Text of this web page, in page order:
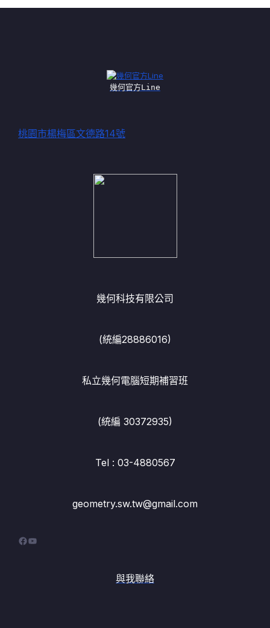
幾何官方Line
桃園市楊梅區文德路14號
幾何科技有限公司
(統編28886016)
私立幾何電腦短期補習班
(統編 30372935)
Tel : 03-4880567
geometry.sw.tw@gmail.com
Facebook
與我聯絡